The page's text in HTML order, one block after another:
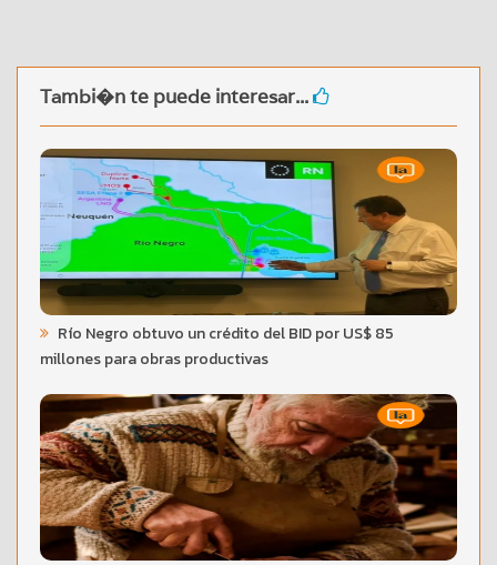
Tambi�n te puede interesar...
Río Negro obtuvo un crédito del BID por US$ 85
millones para obras productivas